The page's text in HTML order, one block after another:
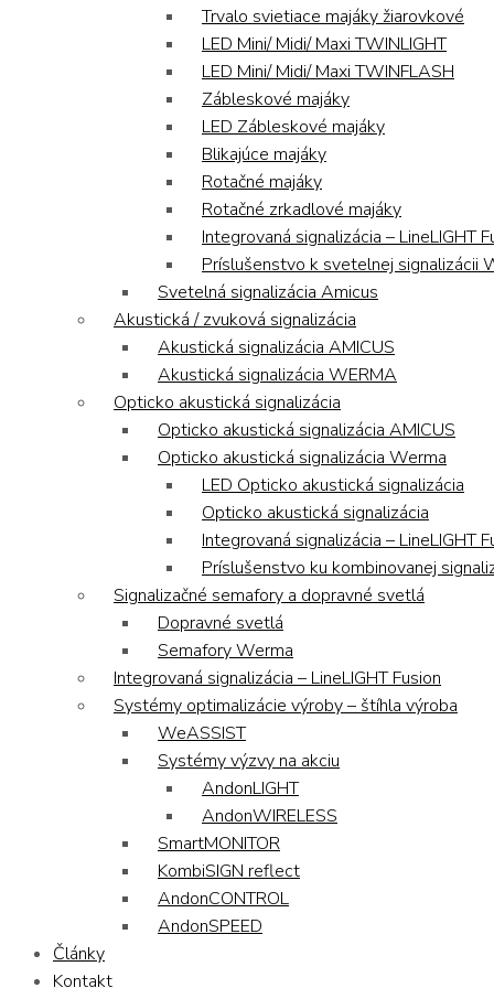
Trvalo svietiace majáky žiarovkové
LED Mini/ Midi/ Maxi TWINLIGHT
LED Mini/ Midi/ Maxi TWINFLASH
Zábleskové majáky
LED Zábleskové majáky
Blikajúce majáky
Rotačné majáky
Rotačné zrkadlové majáky
Integrovaná signalizácia – LineLIGHT
Príslušenstvo k svetelnej signalizácii
Svetelná signalizácia Amicus
Akustická / zvuková signalizácia
Akustická signalizácia AMICUS
Akustická signalizácia WERMA
Opticko akustická signalizácia
Opticko akustická signalizácia AMICUS
Opticko akustická signalizácia Werma
LED Opticko akustická signalizácia
Opticko akustická signalizácia
Integrovaná signalizácia – LineLIGHT
Príslušenstvo ku kombinovanej
Signalizačné semafory a dopravné svetlá
Dopravné svetlá
Semafory Werma
Integrovaná signalizácia – LineLIGHT Fusion
Systémy optimalizácie výroby – štíhla výroba
WeASSIST
Systémy výzvy na akciu
AndonLIGHT
AndonWIRELESS
SmartMONITOR
KombiSIGN reflect
AndonCONTROL
AndonSPEED
Články
Kontakt